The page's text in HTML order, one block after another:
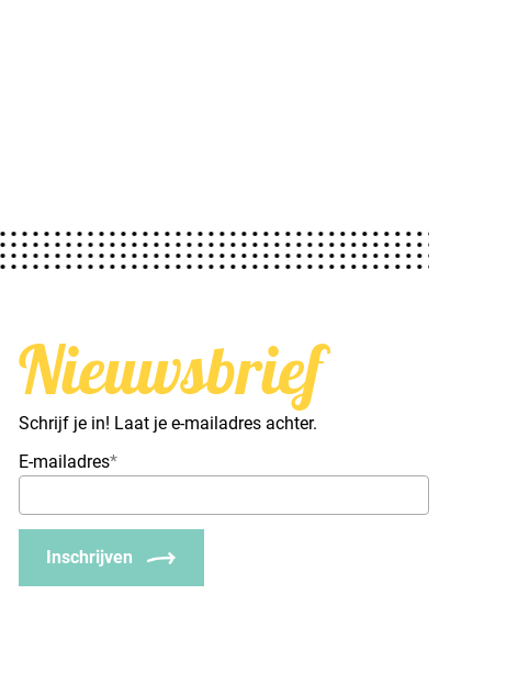
Nieuwsbrief
Schrijf je in! Laat je e-mailadres achter.
E-mailadres*
Inschrijven